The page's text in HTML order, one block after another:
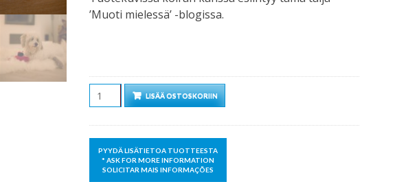
’Muoti mielessä’ -blogissa.
Määrä LISÄÄ OSTOSKORIIN